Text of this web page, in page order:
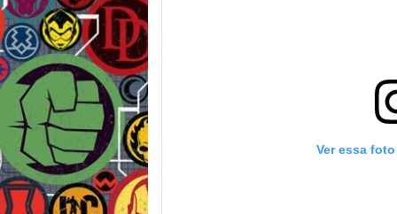
Ver essa